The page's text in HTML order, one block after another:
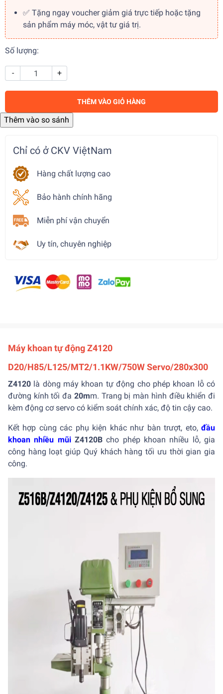
✅ Tặng ngay voucher giảm giá trực tiếp hoặc tặng
sản phẩm máy móc, vật tư giá trị.
Số lượng:
- +
THÊM VÀO GIỎ HÀNG
Chỉ có ở CKV ViệtNam
Hàng chất lượng cao
Bảo hành chính hãng
Miễn phí vận chuyển
Uy tín, chuyên nghiệp
Máy khoan tự động Z4120
D20/H85/L125/MT2/1.1KW/750W Servo/280x300
Z4120 là dòng máy khoan tự động cho phép khoan lỗ có
đường kính tối đa 20mm. Trang bị màn hình điều khiển đi
kèm động cơ servo có kiểm soát chính xác, độ tin cậy cao.
Kết hợp cùng các phụ kiện khác như bàn trượt, eto, đầu
khoan nhiều mũi Z4120B cho phép khoan nhiều lỗ, gia
công hàng loạt giúp Quý khách hàng tối ưu thời gian gia
công.